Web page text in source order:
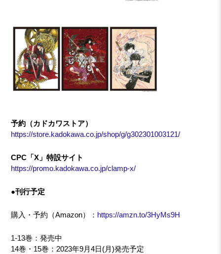
予約（カドカワストア）
https://store.kadokawa.co.jp/shop/g/g302301003121/
CPC「X」特設サイト
https://promo.kadokawa.co.jp/clamp-x/
●刊行予定
購入・予約（Amazon）： https://amzn.to/3HyMs9H
1-13巻：発売中
14巻・15巻：2023年9月4日(月)発売予定